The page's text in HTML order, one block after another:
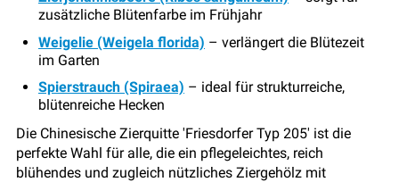
zusätzliche Blütenfarbe im Frühjahr
Weigelie (Weigela florida) – verlängert die Blütezeit
im Garten
Spierstrauch (Spiraea) – ideal für strukturreiche,
blütenreiche Hecken
Die Chinesische Zierquitte 'Friesdorfer Typ 205' ist die
perfekte Wahl für alle, die ein pflegeleichtes, reich
blühendes und zugleich nützliches Ziergehölz mit